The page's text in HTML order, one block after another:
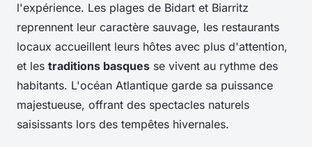
l'expérience. Les plages de Bidart et Biarritz
reprennent leur caractère sauvage, les restaurants
locaux accueillent leurs hôtes avec plus d'attention,
et les traditions basques se vivent au rythme des
habitants. L'océan Atlantique garde sa puissance
majestueuse, offrant des spectacles naturels
saisissants lors des tempêtes hivernales.